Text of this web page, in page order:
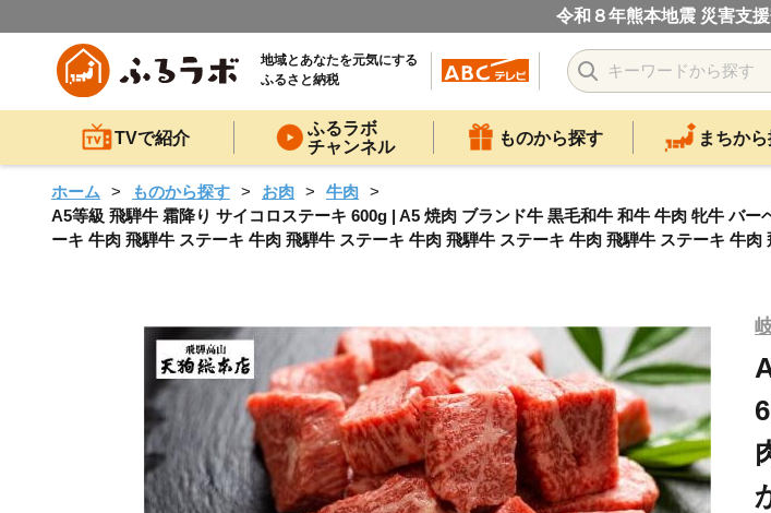
令和８年熊本地震 災害支
地域とあなたを元気にする
ふるさと納税
TVで紹介
ふるラボ
チャンネル
ものから探す まちか
ホーム ものから探す お肉
牛肉
A5等級 飛騨牛 霜降り サイコロステーキ 600g | A5 焼肉 ブランド牛 黒毛和牛 和牛 牛肉 牝牛 バ
ーキ 牛肉 飛騨牛 ステーキ 牛肉 飛騨牛 ステーキ 牛肉 飛騨牛 ステーキ 牛肉 飛騨牛 ステーキ 牛